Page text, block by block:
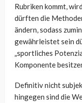
Rubriken kommt,
dürften die
ändern, sodass
gewährleistet sein
„sportliches
Komponente
Definitiv nicht
hingegen sind die